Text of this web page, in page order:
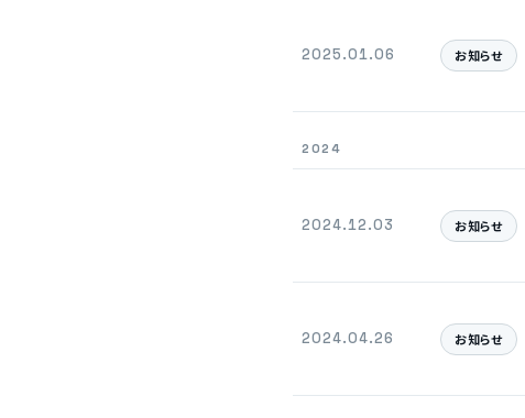
2025.01.06 お知らせ
2024
2024.12.03 お知らせ
2024.04.26 お知らせ